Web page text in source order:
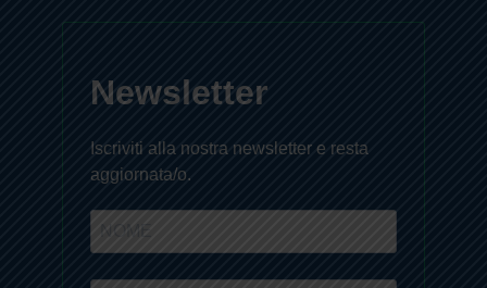
Newsletter
Iscriviti alla nostra newsletter e resta
aggiornata/o.